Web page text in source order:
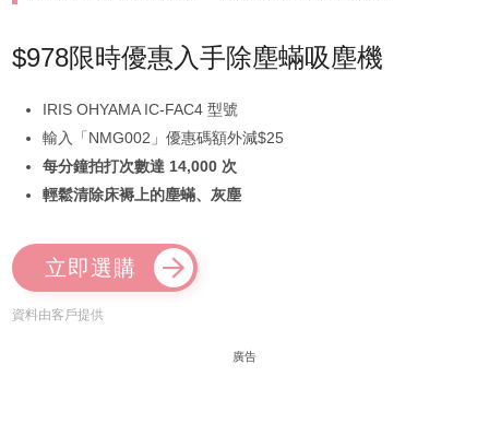
$978限時優惠入手除塵蟎吸塵機
IRIS OHYAMA IC-FAC4 型號
輸入「NMG002」優惠碼額外減$25
每分鐘拍打次數達 14,000 次
輕鬆清除床褥上的塵蟎、灰塵
立即選購
資料由客戶提供
廣告